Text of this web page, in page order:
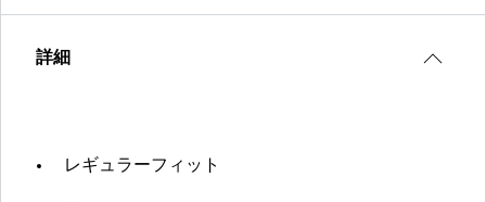
詳細
レギュラーフィット